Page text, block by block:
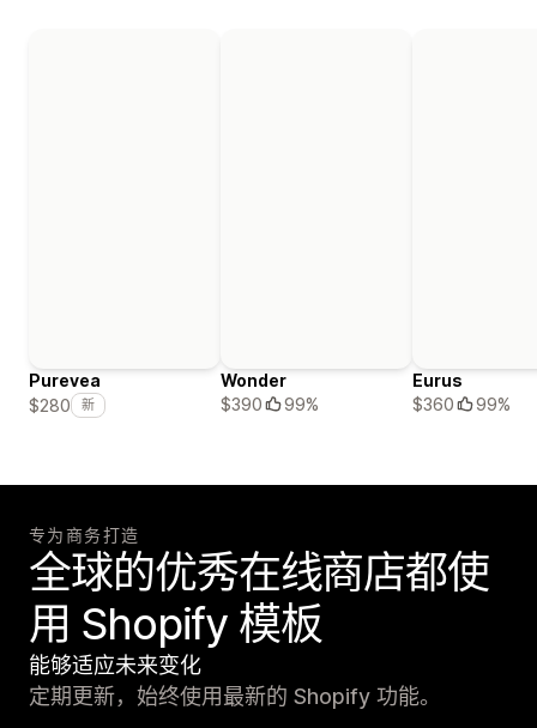
Purevea
$280
新
Wonder
$390
99%
Eurus
$360
99%
专为商务打造
全球的优秀在线商店都使
用 Shopify 模板
能够适应未来变化
定期更新，始终使用最新的 Shopify 功能。